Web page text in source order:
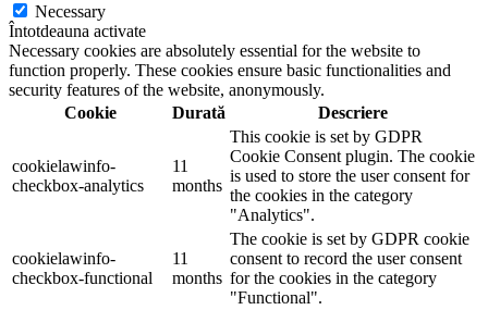
Necessary
Întotdeauna activate
Necessary cookies are absolutely essential for the website to
function properly. These cookies ensure basic functionalities and
security features of the website, anonymously.
Cookie
Durată Descriere
cookielawinfo-
checkbox-analytics
11
months
This cookie is set by GDPR
Cookie Consent plugin. The cookie
is used to store the user consent for
the cookies in the category
"Analytics".
cookielawinfo-
checkbox-functional
11
months
The cookie is set by GDPR cookie
consent to record the user consent
for the cookies in the category
"Functional".